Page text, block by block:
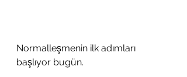
Normalleşmenin ilk adımları
başlıyor bugün.